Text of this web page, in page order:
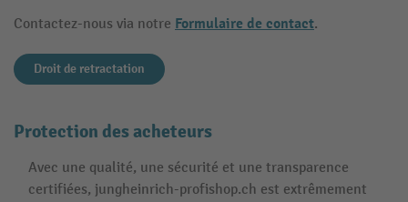
Contactez-nous via notre Formulaire de contact.
Droit de retractation
Protection des acheteurs
Avec une qualité, une sécurité et une transparence
certifiées, jungheinrich-profishop.ch est extrêmement